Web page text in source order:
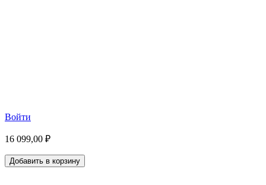
Войти
16 099,00 ₽
Добавить в корзину